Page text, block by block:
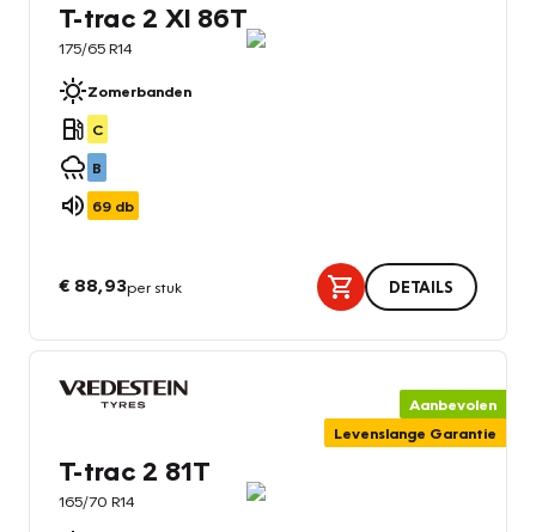
T-trac 2 Xl 86T
175/65 R14
Zomerbanden
C
B
69 db
€ 88,93per stuk DETAILS
Aanbevolen
Levenslange Garantie
T-trac 2 81T
165/70 R14